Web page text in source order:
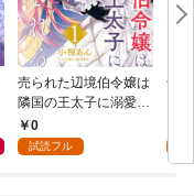
売られた辺境伯令嬢は
隣国の王太子に溺愛さ
れる 1
0
試読フル
千
家